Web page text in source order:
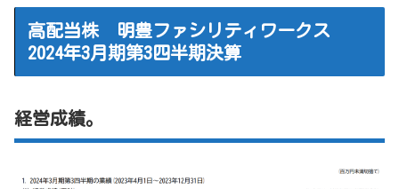
高配当株 明豊ファシリティワークス
2024年3月期第3四半期決算
経営成績。